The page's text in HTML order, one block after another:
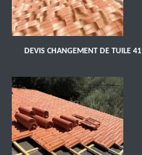
DEVIS CHANGEMENT DE TUILE 41